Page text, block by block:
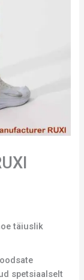
täiuslik
spetsiaalselt